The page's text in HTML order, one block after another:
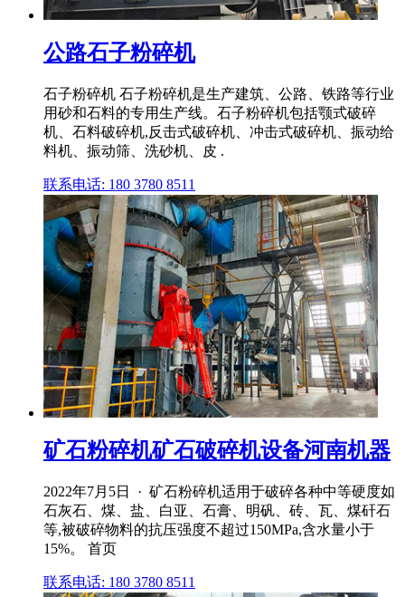
公路石子粉碎机
石子粉碎机 石子粉碎机是生产建筑、公路、铁路等行业
用砂和石料的专用生产线。石子粉碎机包括颚式破碎
机、石料破碎机,反击式破碎机、冲击式破碎机、振动给
料机、振动筛、洗砂机、皮 .
联系电话: 180 3780 8511
矿石粉碎机矿石破碎机设备河南机器
2022年7月5日 · 矿石粉碎机适用于破碎各种中等硬度如
石灰石、煤、盐、白亚、石膏、明矾、砖、瓦、煤矸石
等,被破碎物料的抗压强度不超过150MPa,含水量小于
15%。 首页
联系电话: 180 3780 8511